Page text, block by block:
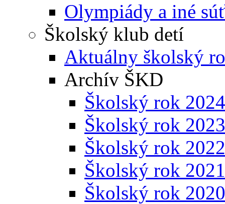
Olympiády a iné
Školský klub detí
Aktuálny školský
Archív ŠKD
Školský rok
Školský rok
Školský rok
Školský rok
Školský rok